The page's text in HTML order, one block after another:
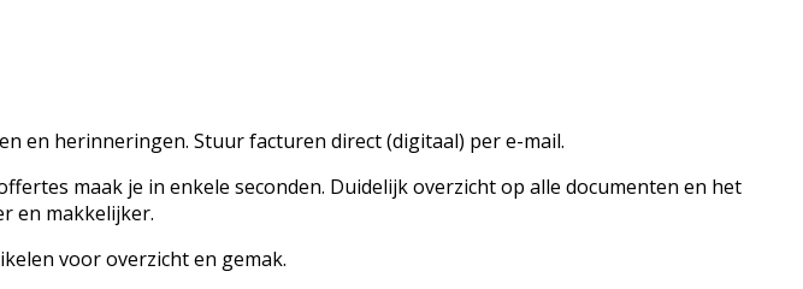
en herinneringen. Stuur facturen direct (digitaal) per e-mail.
maak je in enkele seconden. Duidelijk overzicht op alle documenten en het
en makkelijker.
voor overzicht en gemak.